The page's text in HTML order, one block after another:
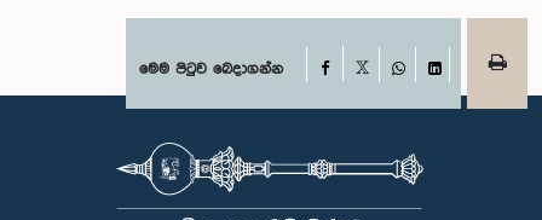
මෙම පිටුව බෙදාගන්න Facebook